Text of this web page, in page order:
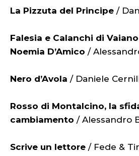
La Pizzuta del Principe /
Falesia e Calanchi di
Noemia D’Amico /
Nero d’Avola / Daniele
Rosso di Montalcino, la
cambiamento / Alessandro
Scrive un lettore / Fede &